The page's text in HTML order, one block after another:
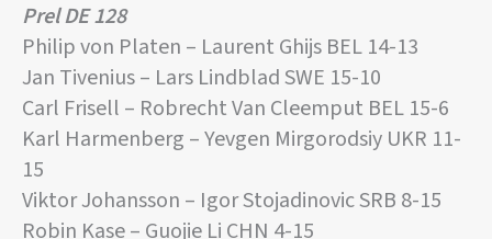
Prel DE 128
Philip von Platen – Laurent Ghijs BEL 14-13
Jan Tivenius – Lars Lindblad SWE 15-10
Carl Frisell – Robrecht Van Cleemput BEL 15-6
Karl Harmenberg – Yevgen Mirgorodsiy UKR 11-
15
Viktor Johansson – Igor Stojadinovic SRB 8-15
Robin Kase – Guojie Li CHN 4-15